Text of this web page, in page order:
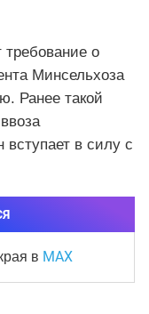
требование о
Минсельхоза
Ранее такой
вступает в силу с
в MAX